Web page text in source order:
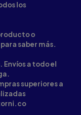
los
o
saber más.
a todo el
superiores a